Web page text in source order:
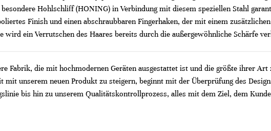
Hohlschliff (HONING) in Verbindung mit diesem speziellen Stahl
Finish und einen abschraubbaren Fingerhaken, der mit einem
wird ein Verrutschen des Haares bereits durch die außergewöhnliche Schärfe
Fabrik, die mit hochmodernen Geräten ausgestattet ist und die größte ihrer
mit unserem neuen Produkt zu steigern, beginnt mit der Überprüfung des
bis hin zu unserem Qualitätskontrollprozess, alles mit dem Ziel, dem